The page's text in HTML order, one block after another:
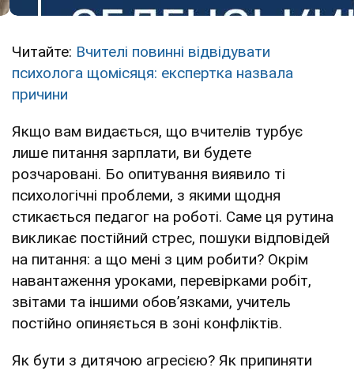
Читайте: Вчителі повинні відвідувати
психолога щомісяця: експертка назвала
причини
Якщо вам видається, що вчителів турбує
лише питання зарплати, ви будете
розчаровані. Бо опитування виявило ті
психологічні проблеми, з якими щодня
стикається педагог на роботі. Саме ця рутина
викликає постійний стрес, пошуки відповідей
на питання: а що мені з цим робити? Окрім
навантаження уроками, перевірками робіт,
звітами та іншими обов’язками, учитель
постійно опиняється в зоні конфліктів.
Як бути з дитячою агресією? Як припиняти